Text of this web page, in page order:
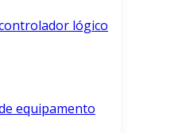
lógico
equipamento